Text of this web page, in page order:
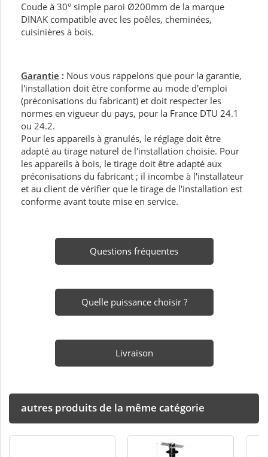
Coude à 30° simple paroi Ø200mm de la marque
DINAK compatible avec les poêles, cheminées,
cuisinières à bois.
Garantie : Nous vous rappelons que pour la garantie,
l'installation doit être conforme au mode d'emploi
(préconisations du fabricant) et doit respecter les
normes en vigueur du pays, pour la France DTU 24.1
ou 24.2.
Pour les appareils à granulés, le réglage doit être
adapté au tirage naturel de l'installation choisie. Pour
les appareils à bois, le tirage doit être adapté aux
préconisations du fabricant ; il incombe à l'installateur
et au client de vérifier que le tirage de l'installation est
conforme avant toute mise en service.
Questions fréquentes
Quelle puissance choisir ?
Livraison
autres produits de la même catégorie